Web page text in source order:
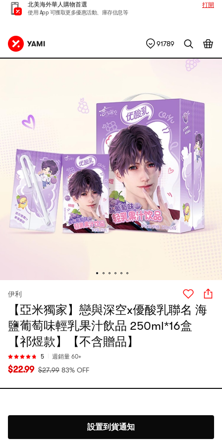
北美海外華人購物首選
使用 App 可獲取更多優惠活動、庫存信息等
打開
91789
伊利
【亞米獨家】戀與深空x優酸乳聯名 海
鹽葡萄味輕乳果汁飲品 250ml*16盒
【祁煜款】【不含贈品】
5 週銷量 60+
$22.99 $27.99 83% OFF
設置到貨通知